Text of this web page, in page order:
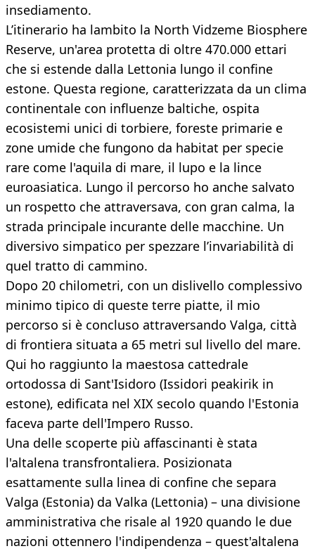
insediamento.
L’itinerario ha lambito la North Vidzeme Biosphere
Reserve, un'area protetta di oltre 470.000 ettari
che si estende dalla Lettonia lungo il confine
estone. Questa regione, caratterizzata da un clima
continentale con influenze baltiche, ospita
ecosistemi unici di torbiere, foreste primarie e
zone umide che fungono da habitat per specie
rare come l'aquila di mare, il lupo e la lince
euroasiatica. Lungo il percorso ho anche salvato
un rospetto che attraversava, con gran calma, la
strada principale incurante delle macchine. Un
diversivo simpatico per spezzare l’invariabilità di
quel tratto di cammino.
Dopo 20 chilometri, con un dislivello complessivo
minimo tipico di queste terre piatte, il mio
percorso si è concluso attraversando Valga, città
di frontiera situata a 65 metri sul livello del mare.
Qui ho raggiunto la maestosa cattedrale
ortodossa di Sant'Isidoro (Issidori peakirik in
estone), edificata nel XIX secolo quando l'Estonia
faceva parte dell'Impero Russo.
Una delle scoperte più affascinanti è stata
l'altalena transfrontaliera. Posizionata
esattamente sulla linea di confine che separa
Valga (Estonia) da Valka (Lettonia) – una divisione
amministrativa che risale al 1920 quando le due
nazioni ottennero l'indipendenza – quest'altalena